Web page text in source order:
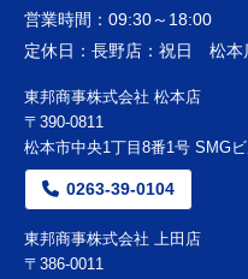
営業時間： 09:30～18:00
定休日： 長野店：祝日 松本
東邦商事株式会社 松本店
〒390-0811
松本市中央1丁目8番1号 SMG
0263-39-0104
東邦商事株式会社 上田店
〒386-0011